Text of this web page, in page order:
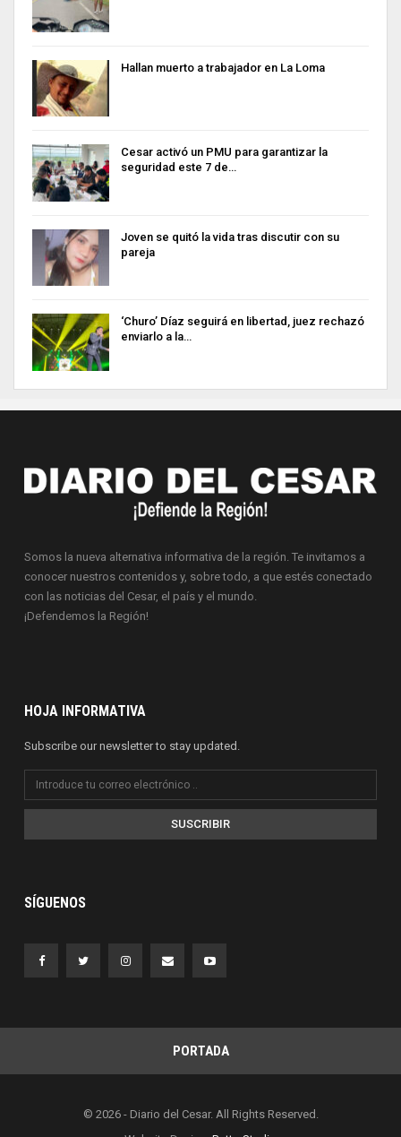
Hallan muerto a trabajador en La Loma
Cesar activó un PMU para garantizar la
seguridad este 7 de…
Joven se quitó la vida tras discutir con su
pareja
‘Churo’ Díaz seguirá en libertad, juez rechazó
enviarlo a la…
Somos la nueva alternativa informativa de la región. Te invitamos a
conocer nuestros contenidos y, sobre todo, a que estés conectado
con las noticias del Cesar, el país y el mundo.
¡Defendemos la Región!
HOJA INFORMATIVA
Subscribe our newsletter to stay updated.
SUSCRIBIR
SÍGUENOS
PORTADA
© 2026 - Diario del Cesar. All Rights Reserved.